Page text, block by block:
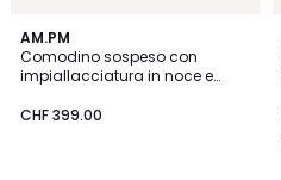
AM.PM
Comodino sospeso con
impiallacciatura in noce e
CHF 399.00
4.7
/ 5